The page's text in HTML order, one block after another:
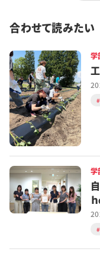
合わせて読みたい
学
学